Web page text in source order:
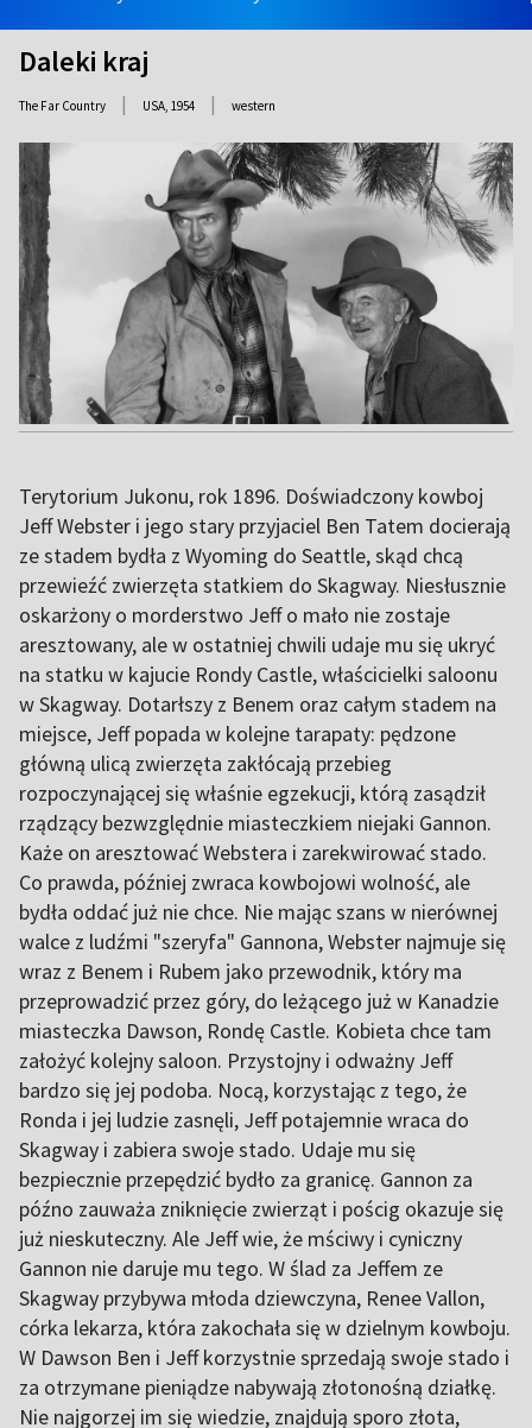
Daleki kraj
The Far Country | USA, 1954 | western
Terytorium Jukonu, rok 1896. Doświadczony kowboj
Jeff Webster i jego stary przyjaciel Ben Tatem docierają
ze stadem bydła z Wyoming do Seattle, skąd chcą
przewieźć zwierzęta statkiem do Skagway. Niesłusznie
oskarżony o morderstwo Jeff o mało nie zostaje
aresztowany, ale w ostatniej chwili udaje mu się ukryć
na statku w kajucie Rondy Castle, właścicielki saloonu
w Skagway. Dotarłszy z Benem oraz całym stadem na
miejsce, Jeff popada w kolejne tarapaty: pędzone
główną ulicą zwierzęta zakłócają przebieg
rozpoczynającej się właśnie egzekucji, którą zasądził
rządzący bezwzględnie miasteczkiem niejaki Gannon.
Każe on aresztować Webstera i zarekwirować stado.
Co prawda, później zwraca kowbojowi wolność, ale
bydła oddać już nie chce. Nie mając szans w nierównej
walce z ludźmi "szeryfa" Gannona, Webster najmuje się
wraz z Benem i Rubem jako przewodnik, który ma
przeprowadzić przez góry, do leżącego już w Kanadzie
miasteczka Dawson, Rondę Castle. Kobieta chce tam
założyć kolejny saloon. Przystojny i odważny Jeff
bardzo się jej podoba. Nocą, korzystając z tego, że
Ronda i jej ludzie zasnęli, Jeff potajemnie wraca do
Skagway i zabiera swoje stado. Udaje mu się
bezpiecznie przepędzić bydło za granicę. Gannon za
późno zauważa zniknięcie zwierząt i pościg okazuje się
już nieskuteczny. Ale Jeff wie, że mściwy i cyniczny
Gannon nie daruje mu tego. W ślad za Jeffem ze
Skagway przybywa młoda dziewczyna, Renee Vallon,
córka lekarza, która zakochała się w dzielnym kowboju.
W Dawson Ben i Jeff korzystnie sprzedają swoje stado i
za otrzymane pieniądze nabywają złotonośną działkę.
Nie najgorzej im się wiedzie, znajdują sporo złota,